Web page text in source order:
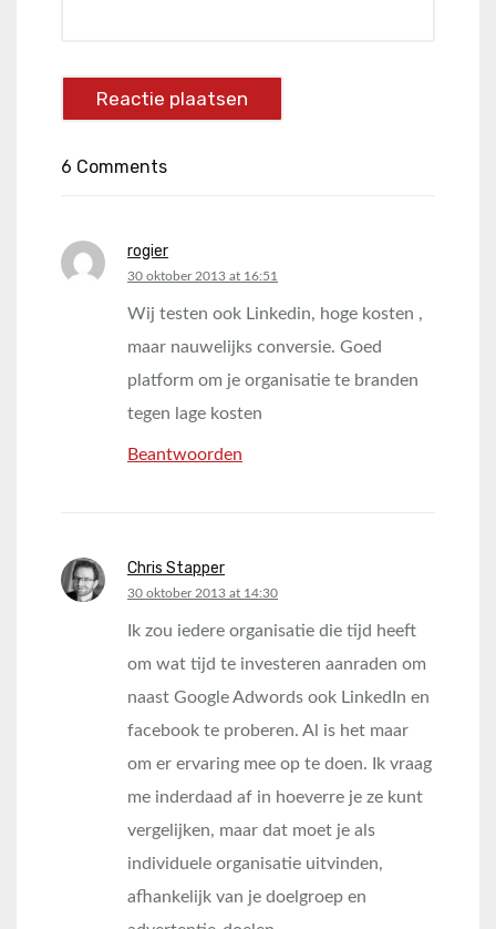
6 Comments
rogier
says:
30 oktober 2013 at 16:51
Wij testen ook Linkedin, hoge kosten ,
maar nauwelijks conversie. Goed
platform om je organisatie te branden
tegen lage kosten
Beantwoorden
Chris Stapper
says:
30 oktober 2013 at 14:30
Ik zou iedere organisatie die tijd heeft
om wat tijd te investeren aanraden om
naast Google Adwords ook LinkedIn en
facebook te proberen. Al is het maar
om er ervaring mee op te doen. Ik vraag
me inderdaad af in hoeverre je ze kunt
vergelijken, maar dat moet je als
individuele organisatie uitvinden,
afhankelijk van je doelgroep en